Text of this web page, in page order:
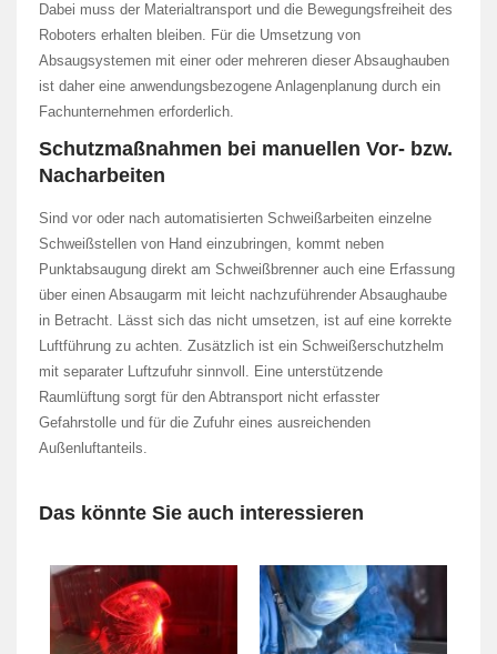
Dabei muss der Materialtransport und die Bewegungsfreiheit des
Roboters erhalten bleiben. Für die Umsetzung von
Absaugsystemen mit einer oder mehreren dieser Absaughauben
ist daher eine anwendungsbezogene Anlagenplanung durch ein
Fachunternehmen erforderlich.
Schutzmaßnahmen bei manuellen Vor- bzw.
Nacharbeiten
Sind vor oder nach automatisierten Schweißarbeiten einzelne
Schweißstellen von Hand einzubringen, kommt neben
Punktabsaugung direkt am Schweißbrenner auch eine Erfassung
über einen Absaugarm mit leicht nachzuführender Absaughaube
in Betracht. Lässt sich das nicht umsetzen, ist auf eine korrekte
Luftführung zu achten. Zusätzlich ist ein Schweißerschutzhelm
mit separater Luftzufuhr sinnvoll. Eine unterstützende
Raumlüftung sorgt für den Abtransport nicht erfasster
Gefahrstolle und für die Zufuhr eines ausreichenden
Außenluftanteils.
Das könnte Sie auch interessieren